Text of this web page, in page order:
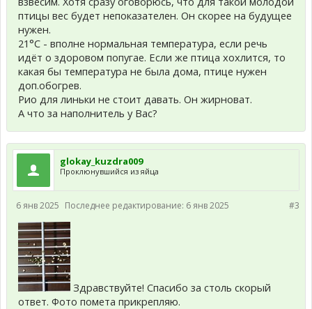
птицы вес будет непоказателен. Он скорее на будущее
нужен.
21°С - вполне нормальная температура, если речь
идёт о здоровом попугае. Если же птица хохлится, то
какая бы температура не была дома, птице нужен
доп.обогрев.
Рио для линьки не стоит давать. Он жирноват.
А что за наполнитель у Вас?
glokay_kuzdra009
Проклюнувшийся из яйца
#3
6 янв 2025 Последнее редактирование: 6 янв 2025
Здравствуйте! Спасибо за столь скорый
ответ. Фото помета прикрепляю.